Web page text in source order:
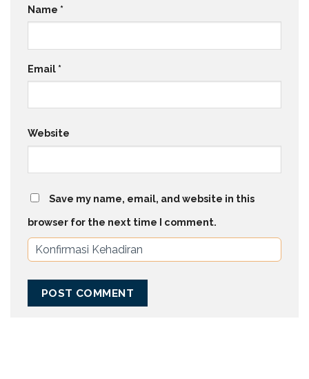
Name *
Email *
Website
Save my name, email, and website in this
browser for the next time I comment.